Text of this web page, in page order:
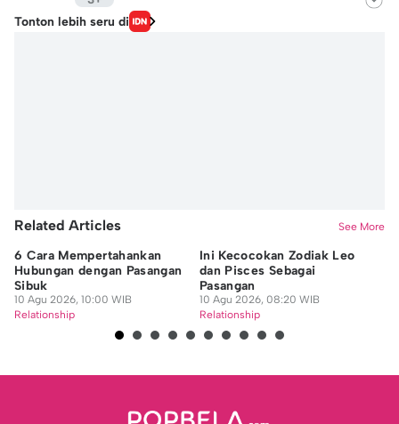
Editor
Tonton lebih seru di
Related Articles See More
6 Cara Mempertahankan
Hubungan dengan Pasangan
Sibuk
10 Agu 2026, 10:00 WIB
Relationship
Ini Kecocokan Zodiak Leo
dan Pisces Sebagai
Pasangan
10 Agu 2026, 08:20 WIB
Relationship